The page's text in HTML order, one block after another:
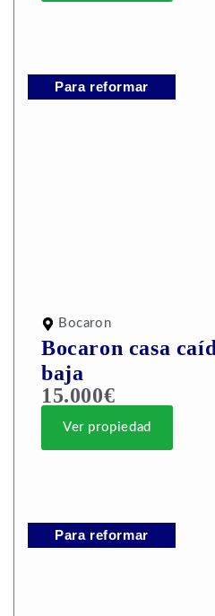
Para reformar
Bocaron
Bocaron casa
baja
15.000€
Ver propiedad
Para reformar